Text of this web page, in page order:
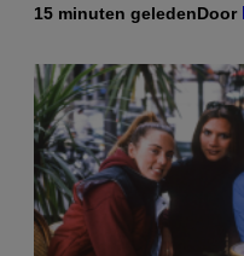
15 minuten geledenDoor